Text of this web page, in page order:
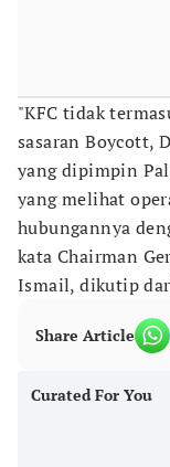
"KFC tidak
sasaran Boycott,
yang dipimpin
yang melihat
hubungannya
kata Chairman
Ismail, dikutip
Share Article
Curated For You